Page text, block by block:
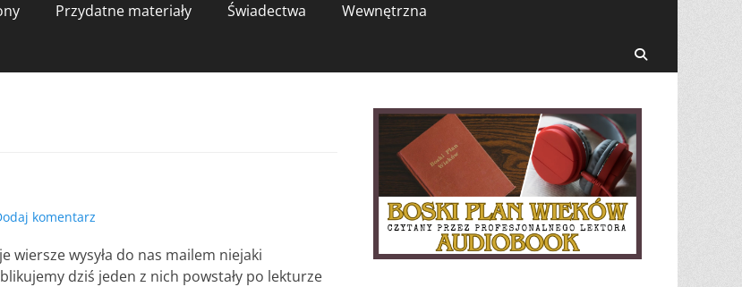
Przydatne materiały Świadectwa Wewnętrzna
komentarz
wiersze wysyła do nas mailem niejaki
dziś jeden z nich powstały po lekturze